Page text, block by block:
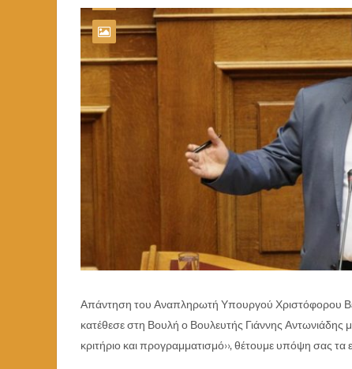
Απάντηση του Αναπληρωτή Υπουργού Χριστόφορου
κατέθεσε στη Βουλή ο Βουλευτής Γιάννης
κριτήριο και προγραμματισμό››, θέτουμε υπόψη σας